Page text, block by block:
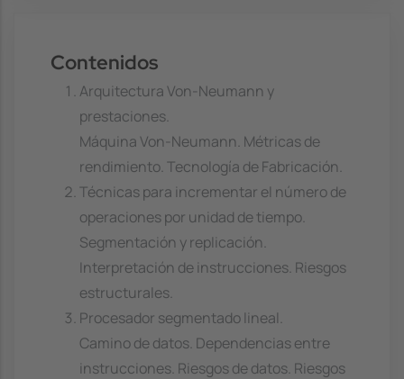
Contenidos
Arquitectura Von-Neumann y
prestaciones.
Máquina Von-Neumann. Métricas de
rendimiento. Tecnología de Fabricación.
Técnicas para incrementar el número de
operaciones por unidad de tiempo.
Segmentación y replicación.
Interpretación de instrucciones. Riesgos
estructurales.
Procesador segmentado lineal.
Camino de datos. Dependencias entre
instrucciones. Riesgos de datos. Riesgos